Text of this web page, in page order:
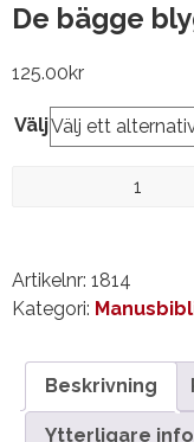
De bägge
125.00kr
Välj
Artikelnr: 1814
Kategori:
Beskrivning
Ytterligare